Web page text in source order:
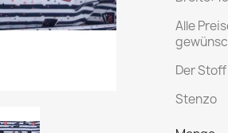
Alle
Der
Stenzo